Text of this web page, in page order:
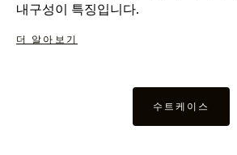
내구성이 특징입니다.
더 알아보기
수트케이스